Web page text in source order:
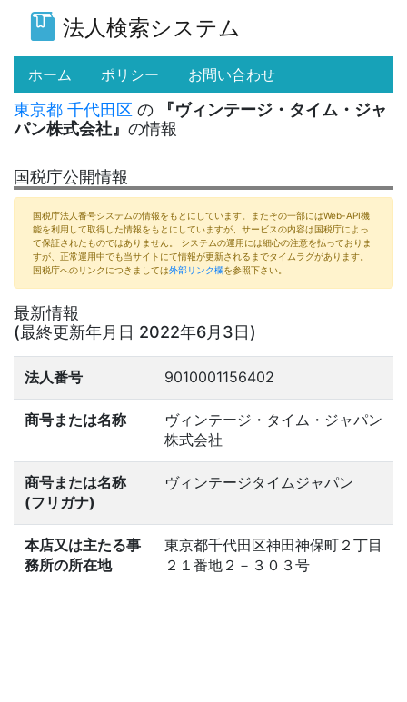
法人検索システム
ホーム (current)
ポリシー お問い合わせ
東京都 千代田区 の
『ヴィンテージ・タイム・ジャ
パン株式会社』 の情報
国税庁公開情報
国税庁法人番号システムの情報をもとにしています。またその一部にはWeb-API機
能を利用して取得した情報をもとにしていますが、サービスの内容は国税庁によっ
て保証されたものではありません。 システムの運用には細心の注意を払っておりま
すが、正常運用中でも当サイトにて情報が更新されるまでタイムラグがあります。
国税庁へのリンクにつきましては外部リンク欄を参照下さい。
最新情報
(最終更新年月日 2022年6月3日)
法人番号 9010001156402
商号または名称
ヴィンテージ・タイム・ジャパン
株式会社
商号または名称
(フリガナ)
ヴィンテージタイムジャパン
本店又は主たる事
務所の所在地
東京都千代田区神田神保町２丁目
２１番地２－３０３号